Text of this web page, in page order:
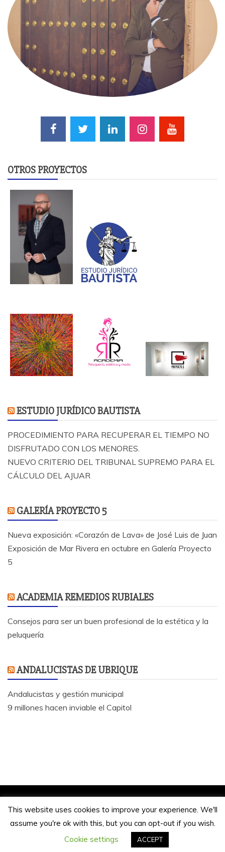
OTROS PROYECTOS
ESTUDIO JURÍDICO BAUTISTA
PROCEDIMIENTO PARA RECUPERAR EL TIEMPO NO
DISFRUTADO CON LOS MENORES.
NUEVO CRITERIO DEL TRIBUNAL SUPREMO PARA EL
CÁLCULO DEL AJUAR
GALERÍA PROYECTO 5
Nueva exposición: «Corazón de Lava» de José Luis de Juan
Exposición de Mar Rivera en octubre en Galería Proyecto
5
ACADEMIA REMEDIOS RUBIALES
Consejos para ser un buen profesional de la estética y la
peluquería
ANDALUCISTAS DE UBRIQUE
Andalucistas y gestión municipal
9 millones hacen inviable el Capitol
Jose Antonio Bautista 2020.
Funciona gracias a WordPress|Tema: Refined
Candid Themes
This website uses cookies to improve your experience. We'll
assume you're ok with this, but you can opt-out if you wish.
Cookie settings
ACCEPT